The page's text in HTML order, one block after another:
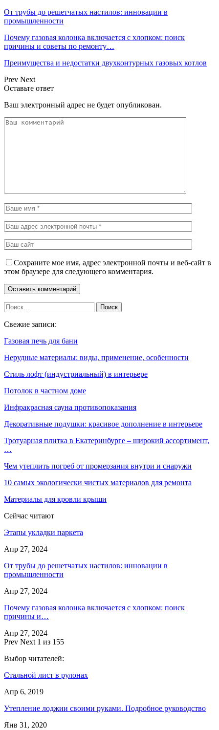
От трубы до решетчатых настилов: инновации в
промышленности
Почему газовая колонка включается с хлопком: поиск
причины и советы по ремонту…
Преимущества и недостатки двухконтурных газовых котлов
Prev Next
Оставьте ответ
Ваш электронный адрес не будет опубликован.
Сохраните мое имя, адрес электронной почты и веб-сайт в
этом браузере для следующего комментария.
Свежие записи:
Газовая печь для бани
Нерудные материалы: виды, применение, особенности
Стиль лофт (индустриальный) в интерьере
Потолок в частном доме
Инфракрасная сауна противопоказания
Декоративные подушки: красивое дополнение в интерьере
Тротуарная плитка в Екатеринбурге – широкий ассортимент,
…
Чем утеплить погреб от промерзания внутри и снаружи
10 самых экологически чистых материалов для ремонта
Материалы для кровли крыши
Сейчас читают
Этапы укладки паркета
Апр 27, 2024
От трубы до решетчатых настилов: инновации в
промышленности
Апр 27, 2024
Почему газовая колонка включается с хлопком: поиск
причины и…
Апр 27, 2024
Prev Next 1 из 155
Выбор читателей:
Стальной лист в рулонах
Апр 6, 2019
Утепление лоджии своими руками. Подробное руководство
Янв 31, 2020